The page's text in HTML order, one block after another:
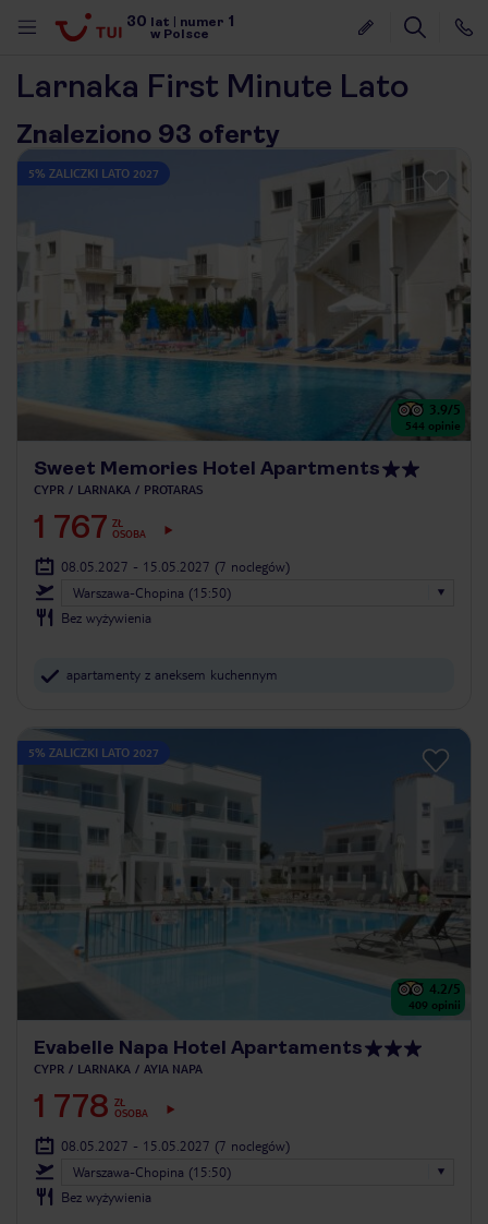
30 lat numer 1
w Polsce
Larnaka First Minute Lato
Znaleziono 93 oferty
5% ZALICZKI LATO 2027
3.9/5
544 opinie
Sweet Memories Hotel Apartments
CYPR LARNAKA PROTARAS
1 767 ZŁ
OSOBA
08.05.2027 - 15.05.2027 (7 noclegów)
Warszawa-Chopina (15:50)
Bez wyżywienia
apartamenty z aneksem kuchennym
5% ZALICZKI LATO 2027
4.2/5
409 opinii
Evabelle Napa Hotel Apartaments
CYPR LARNAKA AYIA NAPA
1 778 ZŁ
OSOBA
08.05.2027 - 15.05.2027 (7 noclegów)
Warszawa-Chopina (15:50)
Bez wyżywienia